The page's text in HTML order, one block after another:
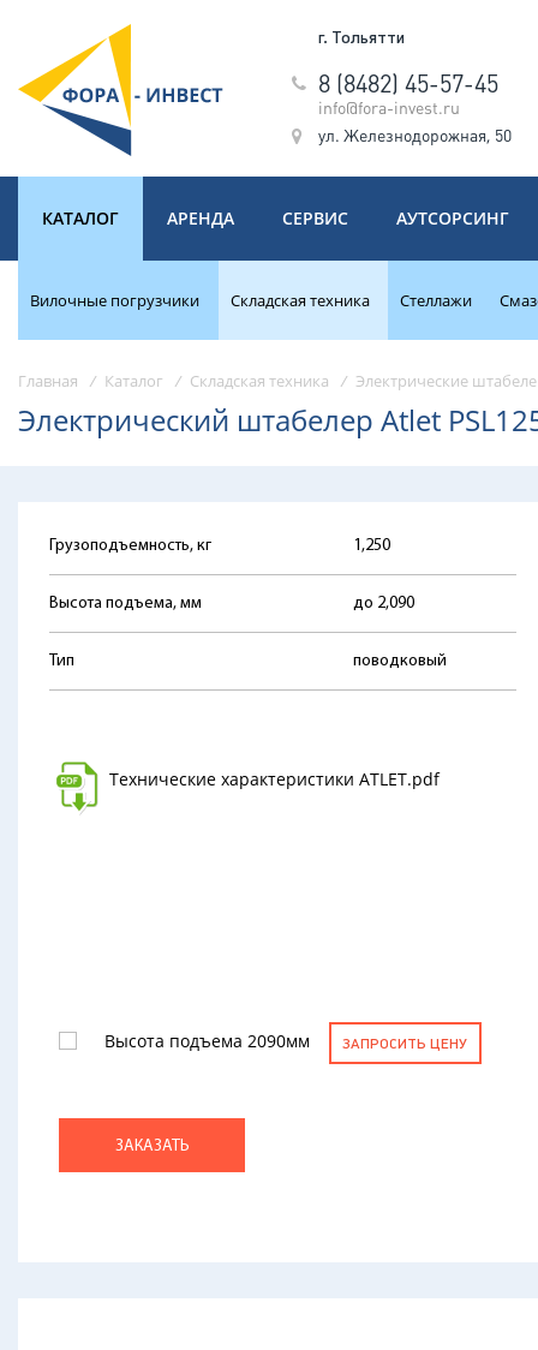
г. Тольятти
8 (8482) 45-57-45
info@fora-invest.ru
ул. Железнодорожная, 50
КАТАЛОГ АРЕНДА СЕРВИС АУТСОРСИНГ
Вилочные погрузчики Складская техника Стеллажи
Главная / Каталог / Складская техника / Электрические
Электрический штабелер Atlet
Грузоподъемность, кг 1,250
Высота подъема, мм до 2,090
Тип поводковый
Технические характеристики ATLET.pdf
Высота подъема 2090мм ЗАПРОСИТЬ ЦЕНУ
ЗАКАЗАТЬ